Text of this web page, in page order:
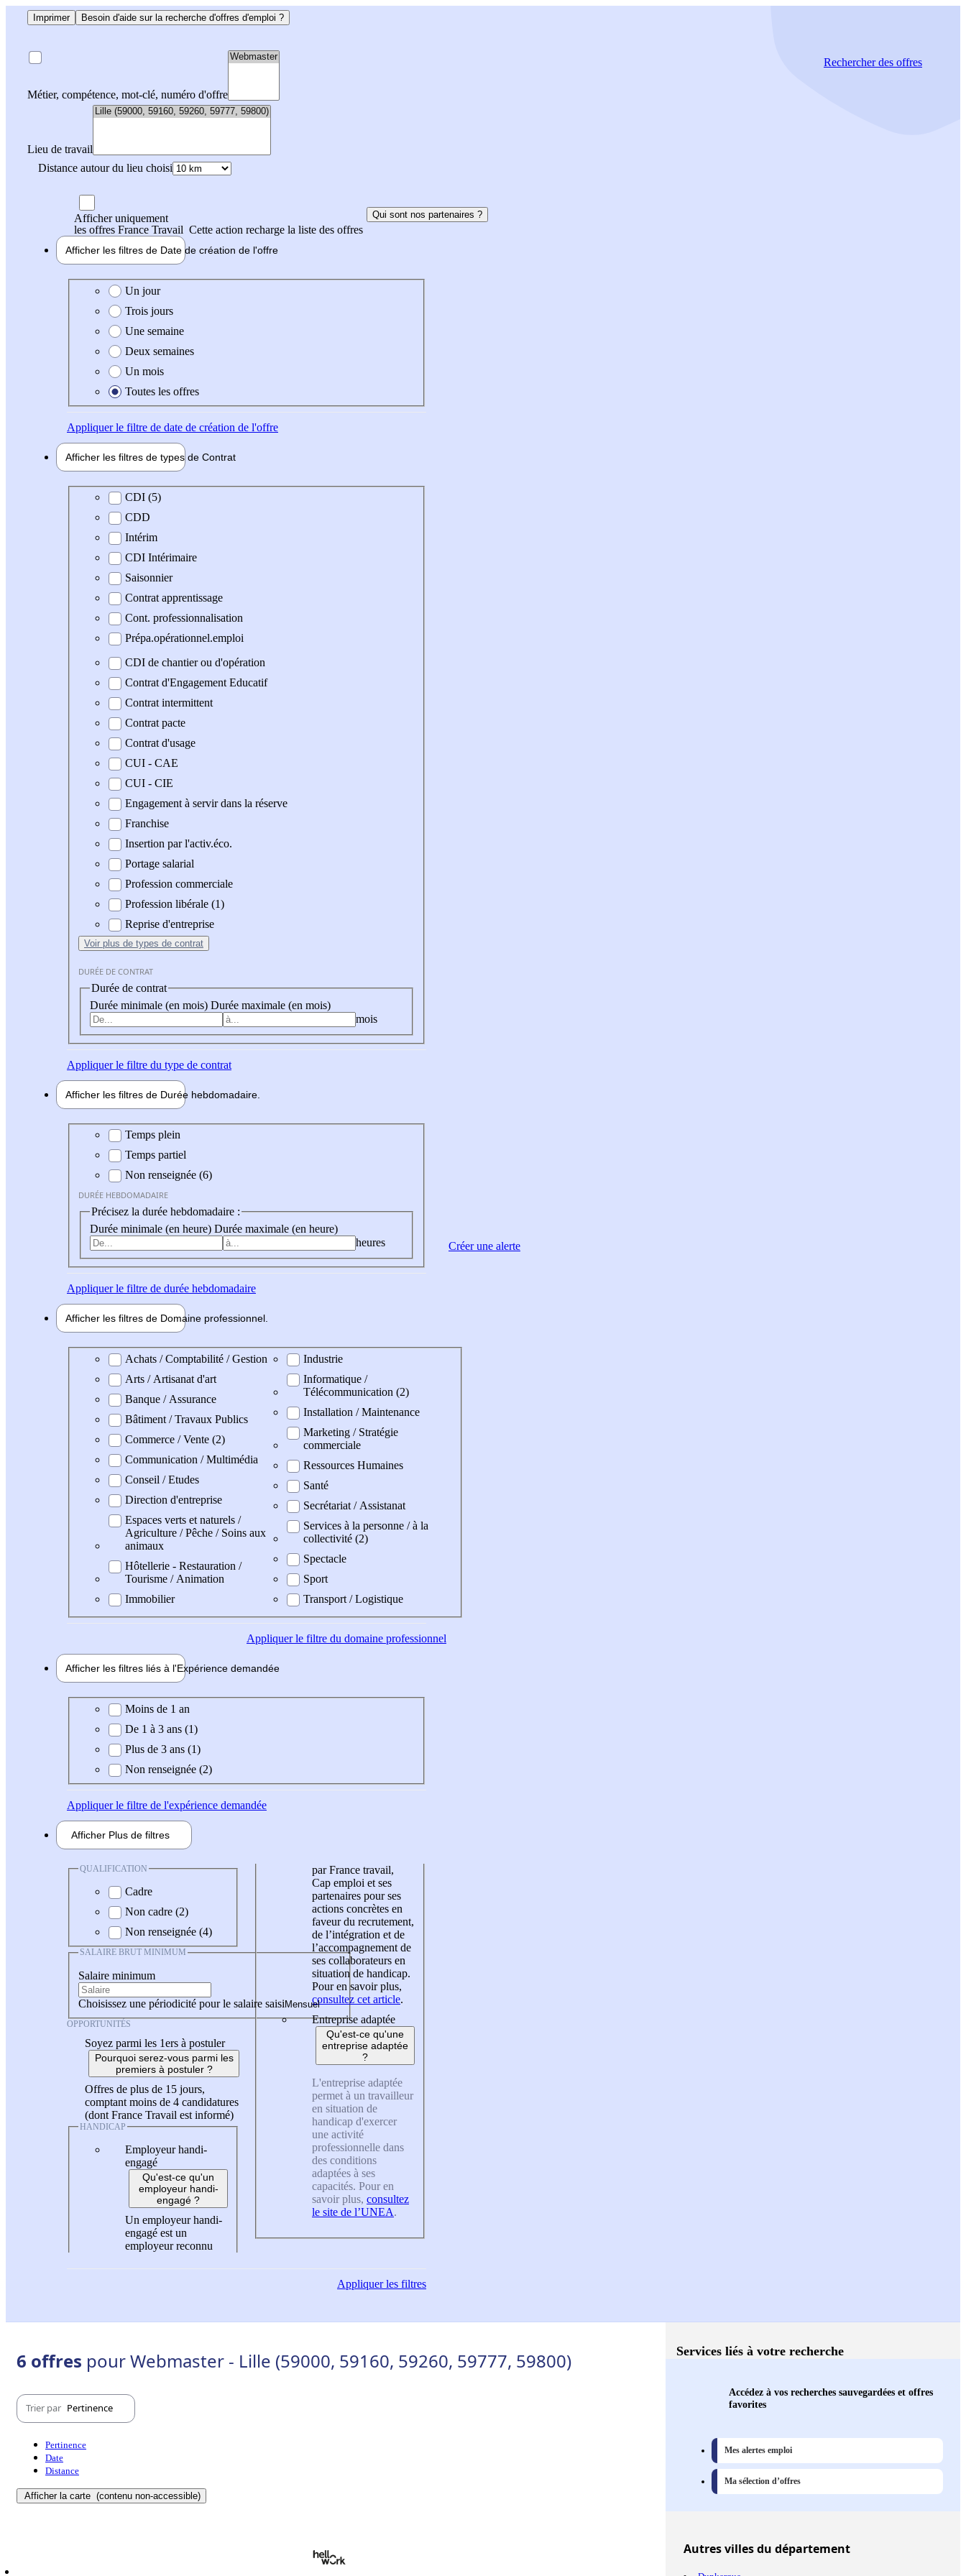
Imprimer Besoin d'aide sur la recherche d'offres d'emploi ?
Métier, compétence, mot-clé, numéro d'offre
Lieu de travail
Distance autour du lieu choisi
Rechercherdes offres
Afficher uniquement
les offres France Travail Cette action recharge la liste des offres
Qui sont nos partenaires ?
Afficher les filtres de Date de création de l'offre
Date de création de l'offre
Un jour
Trois jours
Une semaine
Deux semaines
Un mois
Toutes les offres
Appliquerle filtre de date de création de l'offre
Afficher les filtres de types de Contrat
Type de contrat
CDI (5)
CDD
Intérim
CDI Intérimaire
Saisonnier
Contrat apprentissage
Cont. professionnalisation
Prépa.opérationnel.emploi
CDI de chantier ou d'opération
Contrat d'Engagement Educatif
Contrat intermittent
Contrat pacte
Contrat d'usage
CUI - CAE
CUI - CIE
Engagement à servir dans la réserve
Franchise
Insertion par l'activ.éco.
Portage salarial
Profession commerciale
Profession libérale (1)
Reprise d'entreprise
Voir plus de types de contrat
DURÉE DE CONTRAT
Durée de contrat
Durée minimale (en mois) Durée maximale (en mois)
mois
Appliquerle filtre du type de contrat
Afficher les filtres de Durée hebdomadaire
Durée hebdomadaire
Temps plein
Temps partiel
Non renseignée (6)
DURÉE HEBDOMADAIRE
Précisez la durée hebdomadaire :
Durée minimale (en heure) Durée maximale (en heure)
heures
Appliquerle filtre de durée hebdomadaire
Afficher les filtres de Domaine professionnel
Domaine professionel
Achats / Comptabilité / Gestion
Arts / Artisanat d'art
Banque / Assurance
Bâtiment / Travaux Publics
Commerce / Vente (2)
Communication / Multimédia
Conseil / Etudes
Direction d'entreprise
Espaces verts et naturels /
Agriculture / Pêche / Soins aux
animaux
Hôtellerie - Restauration /
Tourisme / Animation
Immobilier
Industrie
Informatique /
Télécommunication (2)
Installation / Maintenance
Marketing / Stratégie
commerciale
Ressources Humaines
Santé
Secrétariat / Assistanat
Services à la personne / à la
collectivité (2)
Spectacle
Sport
Transport / Logistique
Appliquerle filtre du domaine professionnel
Afficher les filtres liés à l'Expérience demandée
Expérience demandée
Moins de 1 an
De 1 à 3 ans (1)
Plus de 3 ans (1)
Non renseignée (2)
Appliquerle filtre de l'expérience demandée
Afficher Plus de filtres
QUALIFICATION
Cadre
Non cadre (2)
Non renseignée (4)
SALAIRE BRUT MINIMUM
Salaire minimum
Choisissez une périodicité pour le salaire saisi
OPPORTUNITÉS
Soyez parmi les 1ers à postuler
Pourquoi serez-vous parmi les
premiers à postuler ?
Offres de plus de 15 jours,
comptant moins de 4 candidatures
(dont France Travail est informé)
HANDICAP
Employeur handi-
engagé
Qu'est-ce qu'un
employeur handi-
engagé ?
Un employeur handi-
engagé est un
employeur reconnu
par France travail,
Cap emploi et ses
partenaires pour ses
actions concrètes en
faveur du recrutement,
de l’intégration et de
l’accompagnement de
ses collaborateurs en
situation de handicap.
Pour en savoir plus,
consultez cet article.
Entreprise adaptée
Qu'est-ce qu'une
entreprise adaptée
?
L'entreprise adaptée
permet à un travailleur
en situation de
handicap d'exercer
une activité
professionnelle dans
des conditions
adaptées à ses
capacités. Pour en
savoir plus, consultez
le site de l’UNEA.
Appliquerles filtres
Créer une alerte
6 offres pour Webmaster - Lille (59000, 59160, 59260, 59777, 59800)
Trier par Pertinence
Pertinence
Date
Distance
Afficher la carte (contenu non-accessible)
Services liés à votre recherche
Accédez à vos recherches sauvegardées et offres
favorites
Mes alertes emploi
Ma sélection d’offres
Autresvillesdu département